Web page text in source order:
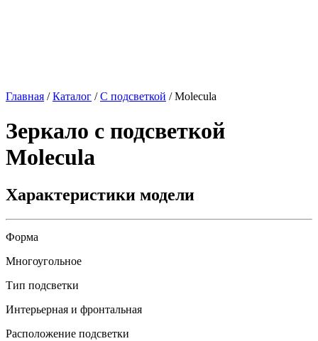
Главная /Каталог /С подсветкой /Molecula
Зеркало с подсветкой
Molecula
Характеристики модели
Форма
Многоугольное
Тип подсветки
Интерьерная и фронтальная
Расположение подсветки